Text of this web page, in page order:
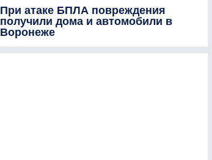
При атаке БПЛА повреждения
получили дома и автомобили в
Воронеже